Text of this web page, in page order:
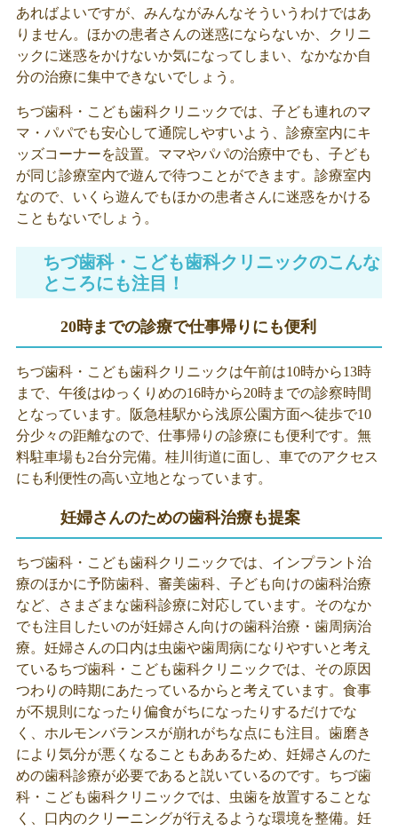
あればよいですが、みんながみんなそういうわけではあ
りません。ほかの患者さんの迷惑にならないか、クリニ
ックに迷惑をかけないか気になってしまい、なかなか自
分の治療に集中できないでしょう。
ちづ歯科・こども歯科クリニックでは、子ども連れのマ
マ・パパでも安心して通院しやすいよう、診療室内にキ
ッズコーナーを設置。ママやパパの治療中でも、子ども
が同じ診療室内で遊んで待つことができます。診療室内
なので、いくら遊んでもほかの患者さんに迷惑をかける
こともないでしょう。
ちづ歯科・こども歯科クリニックのこんな
ところにも注目！
20時までの診療で仕事帰りにも便利
ちづ歯科・こども歯科クリニックは午前は10時から13時
まで、午後はゆっくりめの16時から20時までの診察時間
となっています。阪急桂駅から浅原公園方面へ徒歩で10
分少々の距離なので、仕事帰りの診療にも便利です。無
料駐車場も2台分完備。桂川街道に面し、車でのアクセス
にも利便性の高い立地となっています。
妊婦さんのための歯科治療も提案
ちづ歯科・こども歯科クリニックでは、インプラント治
療のほかに予防歯科、審美歯科、子ども向けの歯科治療
など、さまざまな歯科診療に対応しています。そのなか
でも注目したいのが妊婦さん向けの歯科治療・歯周病治
療。妊婦さんの口内は虫歯や歯周病になりやすいと考え
ているちづ歯科・こども歯科クリニックでは、その原因
つわりの時期にあたっているからと考えています。食事
が不規則になったり偏食がちになったりするだけでな
く、ホルモンバランスが崩れがちな点にも注目。歯磨き
により気分が悪くなることもああるため、妊婦さんのた
めの歯科診療が必要であると説いているのです。ちづ歯
科・こども歯科クリニックでは、虫歯を放置することな
く、口内のクリーニングが行えるような環境を整備。妊